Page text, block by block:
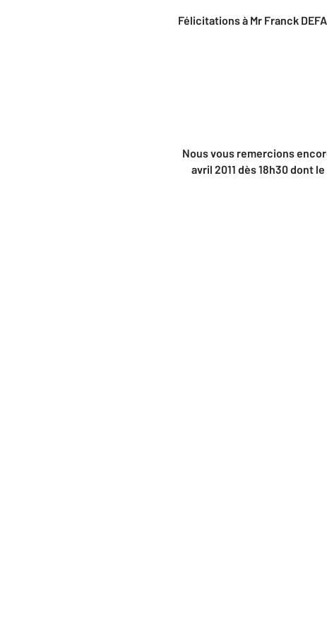
Félicitations à Mr Franck
Nous vous remercions
avril 2011 dès 18h30 dont